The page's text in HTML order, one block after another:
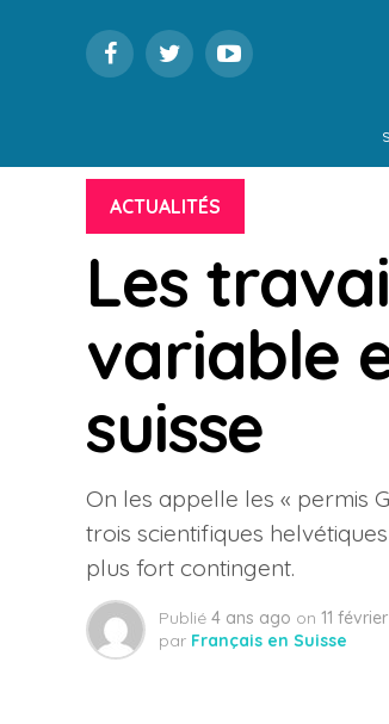
ACTUALITÉS
Les
variable
suisse
On les appelle les « permis
trois scientifiques
plus fort contingent.
Publié 4 ans ago on 11
par Français en Suisse